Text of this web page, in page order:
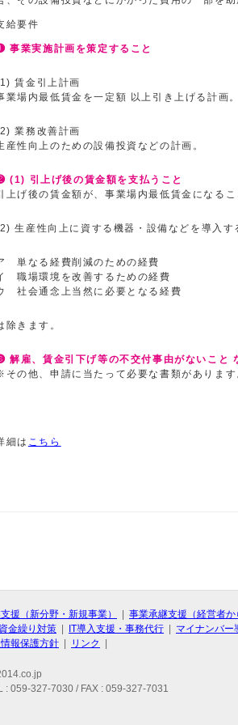
給要件
事業実施計画を策定すること
賃金引上計画
業場内最低賃金を一定額 以上引き上げる計画
業務改善計画
産性向上のための設備投資などの計画。
(1) 引上げ後の賃金額を支払うこと
上げ後の賃金額が、事業場内最低賃金になるこ
生産性向上に資する機器・設備などを導入
単なる経費削減のための経費
職場環境を改善するための経費
社会通念上当然に必要となる経費
除きます。
解雇、賃金引下げ等の不交付事由がないこと
その他、申請に当たって必要な書類があります
細は こちら
援（新分野・新規事業） 事業承継支援（経営者か
資金繰り対策 IT導入支援・事務代行 マイナンバー
報保護方針 リンク
: 059-327-7030 / FAX : 059-327-7031